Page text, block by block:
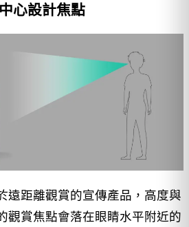
心設計焦點
遠距離觀賞的宣傳產品，高度與
觀賞焦點會落在眼睛水平附近的